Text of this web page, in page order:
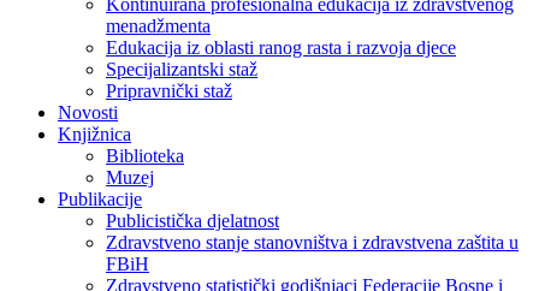
Kontinuirana profesionalna edukacija iz zdravstvenog
menadžmenta
Edukacija iz oblasti ranog rasta i razvoja djece
Specijalizantski staž
Pripravnički staž
Novosti
Knjižnica
Biblioteka
Muzej
Publikacije
Publicistička djelatnost
Zdravstveno stanje stanovništva i zdravstvena zaštita u
FBiH
Zdravstveno statistički godišnjaci Federacije Bosne i